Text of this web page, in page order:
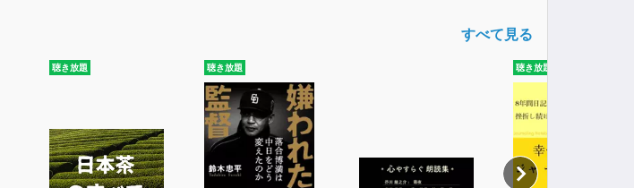
すべて見る
聴き放題 聴き放題 聴き放題